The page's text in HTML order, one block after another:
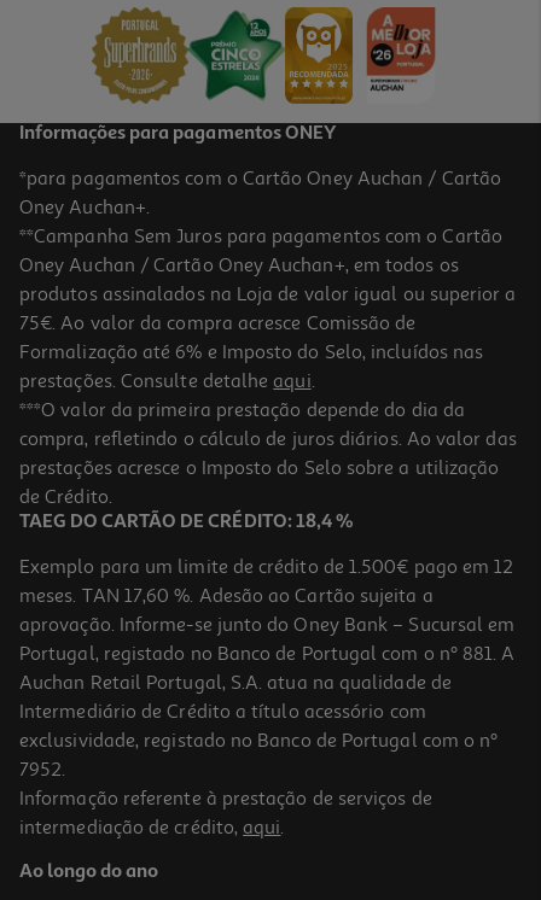
Informações para pagamentos ONEY
*para pagamentos com o Cartão Oney Auchan / Cartão
Oney Auchan+.
**Campanha Sem Juros para pagamentos com o Cartão
Oney Auchan / Cartão Oney Auchan+, em todos os
produtos assinalados na Loja de valor igual ou superior a
75€. Ao valor da compra acresce Comissão de
Formalização até 6% e Imposto do Selo, incluídos nas
prestações. Consulte detalhe aqui.
***O valor da primeira prestação depende do dia da
compra, refletindo o cálculo de juros diários. Ao valor das
prestações acresce o Imposto do Selo sobre a utilização
de Crédito.
TAEG DO CARTÃO DE CRÉDITO: 18,4 %
Exemplo para um limite de crédito de 1.500€ pago em 12
meses. TAN 17,60 %. Adesão ao Cartão sujeita a
aprovação. Informe-se junto do Oney Bank – Sucursal em
Portugal, registado no Banco de Portugal com o nº 881. A
Auchan Retail Portugal, S.A. atua na qualidade de
Intermediário de Crédito a título acessório com
exclusividade, registado no Banco de Portugal com o nº
7952.
Informação referente à prestação de serviços de
intermediação de crédito, aqui.
Ao longo do ano